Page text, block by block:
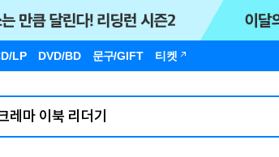
LP DVD/BD 문구/GIFT 티켓